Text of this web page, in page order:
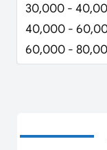
30,000 -
40,000 -
60,000 -